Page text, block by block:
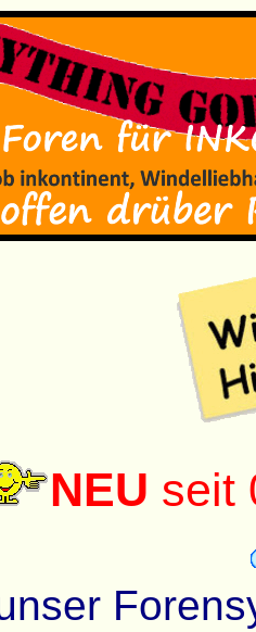
NEU seit